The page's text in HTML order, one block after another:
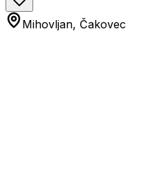
Mihovljan, Čakovec